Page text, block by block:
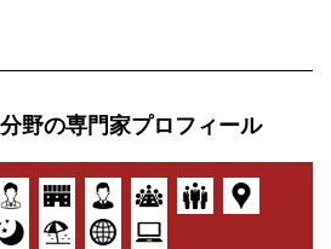
野の専門家プロフィール